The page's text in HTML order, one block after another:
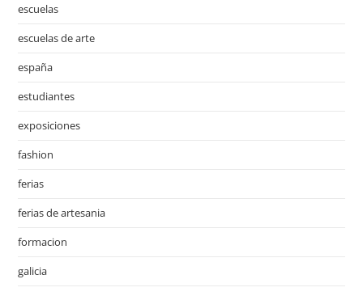
escuelas
escuelas de arte
españa
estudiantes
exposiciones
fashion
ferias
ferias de artesania
formacion
galicia